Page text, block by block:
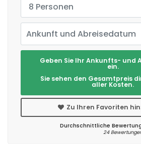
8 Personen
Geben Sie Ihr Ankunfts- und
ein.
Sie sehen den Gesamtpreis
aller Kosten.
Zu Ihren Favoriten
Durchschnittliche
24